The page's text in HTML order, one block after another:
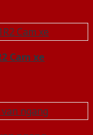
Cam xe